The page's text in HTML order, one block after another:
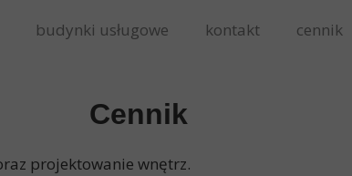
Cennik
projektowanie wnętrz.
budynki usługowe kontakt cennik